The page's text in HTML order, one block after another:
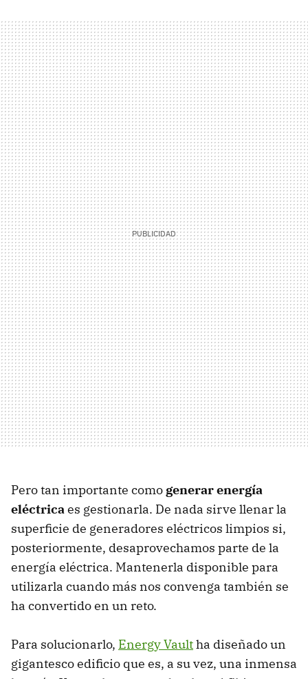
Pero tan importante como generar energía
eléctricaes gestionarla. De nada sirve llenar la
superficie de generadores eléctricos limpios si,
posteriormente, desaprovechamos parte de la
energía eléctrica. Mantenerla disponible para
utilizarla cuando más nos convenga también se
ha convertido en un reto.
Para solucionarlo, Energy Vaultha diseñado un
gigantesco edificio que es, a su vez, una inmensa